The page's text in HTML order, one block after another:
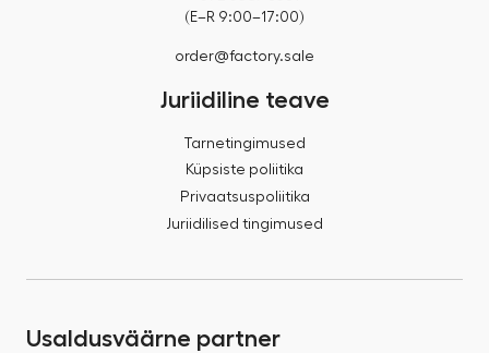
(E–R 9:00–17:00)
order@factory.sale
Juriidiline teave
Tarnetingimused
Küpsiste poliitika
Privaatsuspoliitika
Juriidilised tingimused
Usaldusväärne partner